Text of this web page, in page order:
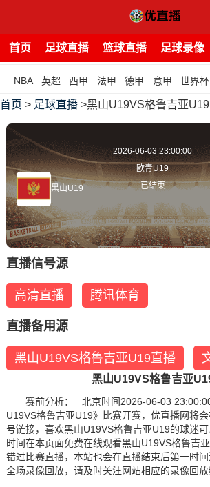
首页 足球直播 篮球直播 足球录像
NBA 英超 西甲 法甲 德甲 意甲 世界杯
首页 > 足球直播 >黑山U19VS格鲁吉亚U19
黑山U19
2026-06-03 23:00:00
欧青U19
已结束
直播信号源
高清直播 腾讯体育
直播备用源
黑山U19VS格鲁吉亚U19直播
黑山U19VS格鲁吉亚
赛前分析： 北京时间2026-06-03
U19VS格鲁吉亚U19》比赛开赛，优直播网将
号链接，喜欢黑山U19VS格鲁吉亚U19的球迷
时间在本页面免费在线观看黑山U19VS格鲁吉
错过比赛直播，本站也会在直播结束后第一时
全场录像回放，请及时关注网站相应的录像回放